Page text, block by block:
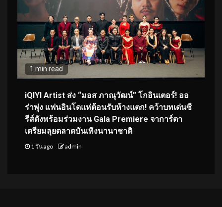
1 min read
iQIYI Artist ส่ง “มอส ภาณุวัฒน์” โกอินเตอร์! ออ
ร่าพุ่ง แฟนอินโดแห่ต้อนรับห้างแตก! คว้าบทเด่นซี
รีส์ดังพร้อมร่วมงาน Gala Premiere จาการ์ตา
เตรียมลุยตลาดบันเทิงนานาชาติ
1 วัน ago admin